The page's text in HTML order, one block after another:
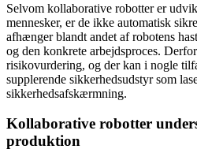
Selvom kollaborative robotter er
mennesker, er de ikke automatisk
afhænger blandt andet af robotens
og den konkrete arbejdsproces.
risikovurdering, og der kan i nogle
supplerende sikkerhedsudstyr som
sikkerhedsafskærmning.
Kollaborative robotter
produktion